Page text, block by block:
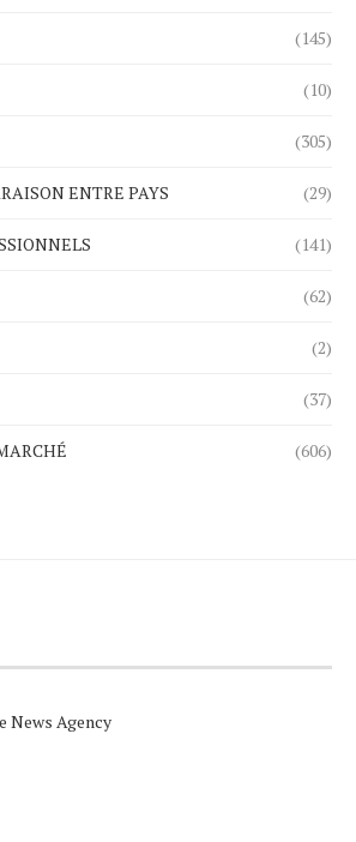
(145)
(10)
(305)
ENTRE PAYS (29)
(141)
(62)
(2)
(37)
(606)
News Agency